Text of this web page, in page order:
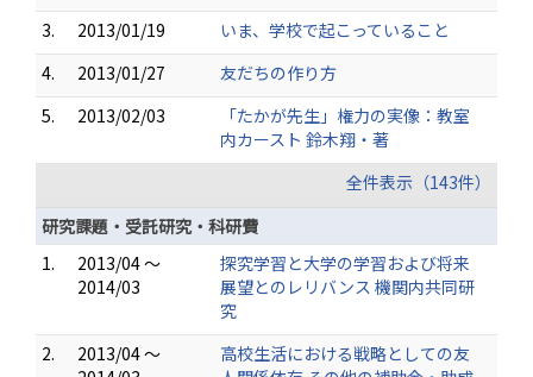
3.
2013/01/19
いま、学校で起こっていること
4.
2013/01/27
友だちの作り方
5.
2013/02/03
「たかが先生」権力の実像：教室
内カースト 鈴木翔・著
全件表示（143件）
研究課題・受託研究・科研費
1.
2013/04 ～
2014/03
探究学習と大学の学習および将来
展望とのレリバンス 機関内共同研
究
2.
2013/04 ～
高校生活における戦略としての友